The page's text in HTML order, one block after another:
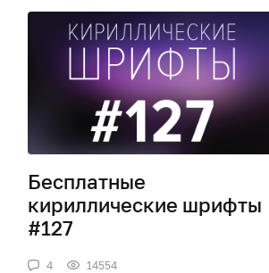
Бесплатные
кириллические шрифты
#127
4 14554